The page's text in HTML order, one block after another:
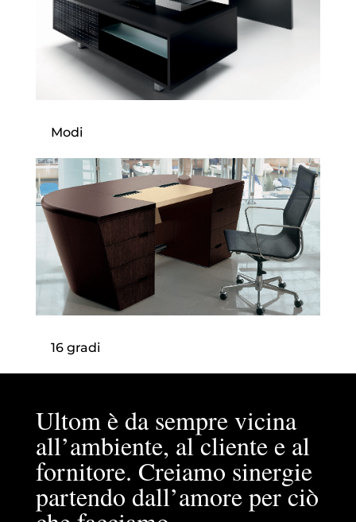
Modi
16 gradi
Ultom è da sempre vicina
all’ambiente, al cliente e al
fornitore. Creiamo sinergie
partendo dall’amore per ciò